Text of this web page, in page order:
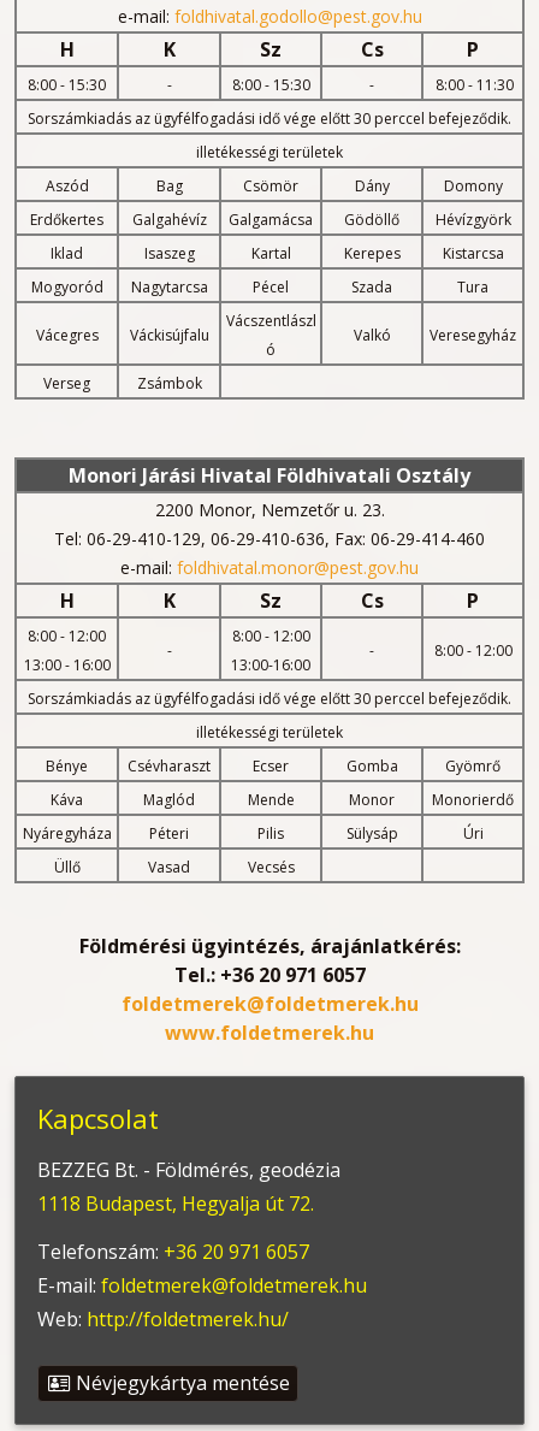
e-mail: foldhivatal.godollo@pest.gov.hu
H K Sz Cs P
8:00 - 15:30 - 8:00 - 15:30 -
8:00 - 11:30
Sorszámkiadás az ügyfélfogadási idő vége előtt 30 perccel befejeződik.
illetékességi területek
Aszód
Bag Csömör Dány
Domony
Erdőkertes
Galgahévíz Galgamácsa Gödöllő
Hévízgyörk
Iklad
Isaszeg Kartal Kerepes
Kistarcsa
Mogyoród
Nagytarcsa Pécel Szada Tura
Vácegres Váckisújfalu
Vácszentlászl
ó
Valkó Veresegyház
Verseg Zsámbok
Monori Járási Hivatal Földhivatali Osztály
2200 Monor, Nemzetőr u. 23.
Tel: 06-29-410-129, 06-29-410-636, Fax: 06-29-414-460
e-mail: foldhivatal.monor@pest.gov.hu
H K Sz Cs P
8:00 - 12:00
13:00 - 16:00
-
8:00 - 12:00
13:00-16:00
- 8:00 - 12:00
Sorszámkiadás az ügyfélfogadási idő vége előtt 30 perccel befejeződik.
illetékességi területek
Bénye
Csévharaszt Ecser Gomba
Gyömrő
Káva
Maglód Mende Monor
Monorierdő
Nyáregyháza
Péteri Pilis Sülysáp
Úri
Üllő
Vasad Vecsés
Földmérési ügyintézés, árajánlatkérés:
Tel.: +36 20 971 6057
foldetmerek@foldetmerek.hu
www.foldetmerek.hu
Kapcsolat
BEZZEG Bt. - Földmérés, geodézia
1118 Budapest, Hegyalja út 72.
Telefonszám: +36 20 971 6057
E-mail: foldetmerek@foldetmerek.hu
Web: http://foldetmerek.hu/
Névjegykártya mentése